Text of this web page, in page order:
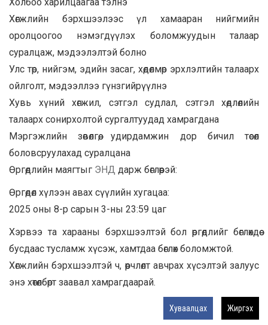
Хөгжлийн бэрхшээлээс үл хамааран нийгмийн
оролцоогоо нэмэгдүүлэх боломжуудын талаар
суралцаж, мэдээлэлтэй болно
Улс төр, нийгэм, эдийн засаг, хөдөлмөр эрхлэлтийн талаарх
ойлголт, мэдээллээ гүнзгийрүүлнэ
Хувь хүний хөгжил, сэтгэл судлал, сэтгэл хөдлөлийн
талаарх сонирхолтой сургалтуудад хамрагдана
Мэргэжлийн зөвөлгөө, удирдамжин дор бичил төсөл
боловсруулахад суралцана
Өргөдлийн маягтыг ЭНД дарж бөглөөрэй:
Өргөдөл хүлээн авах сүүлийн хугацаа:
2025 оны 8-р сарын 3-ны 23:59 цаг
Хэрвээ та харааны бэрхшээлтэй бол өргөдлийг бөглөхдөө
бусдаас тусламж хүсэж, хамтдаа бөглөх боломжтой.
Хөгжлийн бэрхшээлтэй ч, өөрчлөлт авчрах хүсэлтэй залуус
энэ хөтөлбөрт заавал хамрагдаарай.
Хуваалцах Жиргэх